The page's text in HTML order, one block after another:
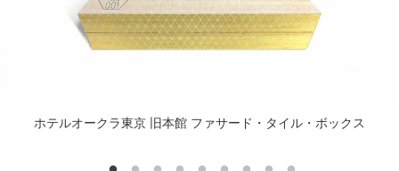
ホテルオークラ東京 旧本館 ファサード・タイル・ボックス